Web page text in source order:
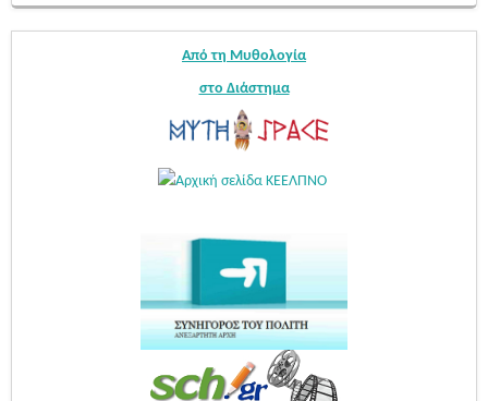
Από τη Μυθολογία
στο Διάστημα